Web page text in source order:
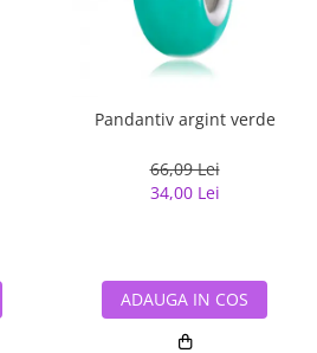
Pandantiv argint verde
66,09 Lei
34,00 Lei
ADAUGA IN COS